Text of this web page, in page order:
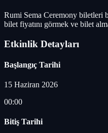
Rumi Sema Ceremony biletleri
bilet fiyatını görmek ve bilet
Etkinlik Detayları
Başlangıç Tarihi
15 Haziran 2026
00:00
Bitiş Tarihi